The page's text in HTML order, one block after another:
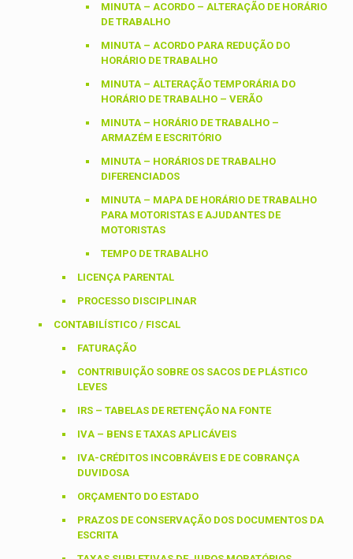
MINUTA – ACORDO – ALTERAÇÃO DE HORÁRIO
DE TRABALHO
MINUTA – ACORDO PARA REDUÇÃO DO
HORÁRIO DE TRABALHO
MINUTA – ALTERAÇÃO TEMPORÁRIA DO
HORÁRIO DE TRABALHO – VERÃO
MINUTA – HORÁRIO DE TRABALHO –
ARMAZÉM E ESCRITÓRIO
MINUTA – HORÁRIOS DE TRABALHO
DIFERENCIADOS
MINUTA – MAPA DE HORÁRIO DE TRABALHO
PARA MOTORISTAS E AJUDANTES DE
MOTORISTAS
TEMPO DE TRABALHO
LICENÇA PARENTAL
PROCESSO DISCIPLINAR
CONTABILÍSTICO / FISCAL
FATURAÇÃO
CONTRIBUIÇÃO SOBRE OS SACOS DE PLÁSTICO
LEVES
IRS – TABELAS DE RETENÇÃO NA FONTE
IVA – BENS E TAXAS APLICÁVEIS
IVA-CRÉDITOS INCOBRÁVEIS E DE COBRANÇA
DUVIDOSA
ORÇAMENTO DO ESTADO
PRAZOS DE CONSERVAÇÃO DOS DOCUMENTOS DA
ESCRITA